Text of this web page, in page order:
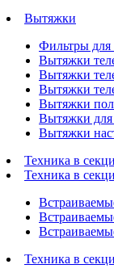
Вытяжки
Фильтры для
Вытяжки
Вытяжки
Вытяжки
Вытяжки
Вытяжки для
Вытяжки
Техника в
Техника в
Техника в